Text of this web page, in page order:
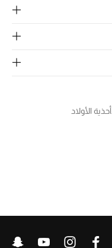
أحذية الأولاد